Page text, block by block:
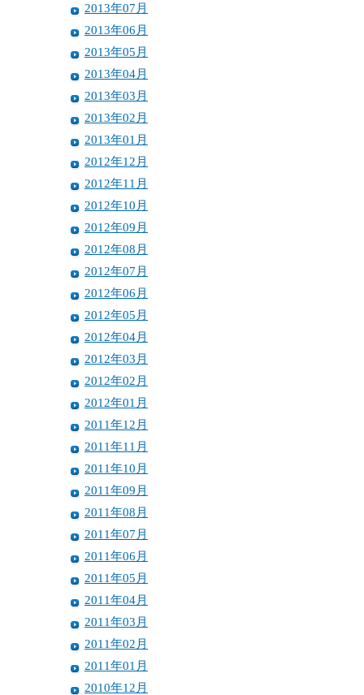
2013年07月
2013年06月
2013年05月
2013年04月
2013年03月
2013年02月
2013年01月
2012年12月
2012年11月
2012年10月
2012年09月
2012年08月
2012年07月
2012年06月
2012年05月
2012年04月
2012年03月
2012年02月
2012年01月
2011年12月
2011年11月
2011年10月
2011年09月
2011年08月
2011年07月
2011年06月
2011年05月
2011年04月
2011年03月
2011年02月
2011年01月
2010年12月